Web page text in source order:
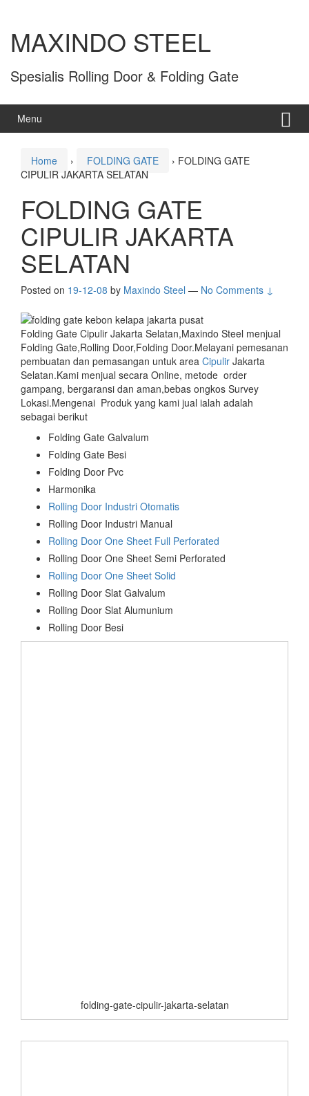
MAXINDO STEEL
Spesialis Rolling Door & Folding Gate
Menu
Home › FOLDING GATE › FOLDING GATE
CIPULIR JAKARTA SELATAN
FOLDING GATE
CIPULIR JAKARTA
SELATAN
Posted on 19-12-08 by Maxindo Steel — No Comments ↓
Folding Gate Cipulir Jakarta Selatan,Maxindo Steel menjual
Folding Gate,Rolling Door,Folding Door.Melayani pemesanan
pembuatan dan pemasangan untuk area Cipulir Jakarta
Selatan.Kami menjual secara Online, metode order
gampang, bergaransi dan aman,bebas ongkos Survey
Lokasi.Mengenai Produk yang kami jual ialah adalah
sebagai berikut
Folding Gate Galvalum
Folding Gate Besi
Folding Door Pvc
Harmonika
Rolling Door Industri Otomatis
Rolling Door Industri Manual
Rolling Door One Sheet Full Perforated
Rolling Door One Sheet Semi Perforated
Rolling Door One Sheet Solid
Rolling Door Slat Galvalum
Rolling Door Slat Alumunium
Rolling Door Besi
folding-gate-cipulir-jakarta-selatan